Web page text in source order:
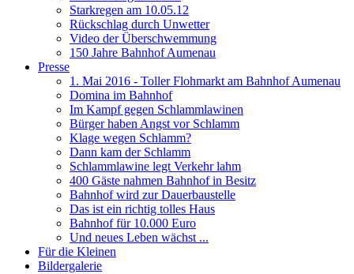
Starkregen am 10.05.12
Rückschlag durch Unwetter
Video der Überschwemmung
150 Jahre Bahnhof Aumenau
Presse
1. Mai 2016 - Toller Flohmarkt am Bahnhof Aumenau
Domina im Bahnhof
Im Kampf gegen Schlammlawinen
Bürger haben Angst vor Schlamm
Klage wegen Schlamm?
Dann kam der Schlamm
Schlammlawine legt Verkehr lahm
400 Gäste nahmen Bahnhof in Besitz
Bahnhof wird zur Dauerbaustelle
Das ist ein richtig tolles Haus
Bahnhof für 10.000 Euro
Und neues Leben wächst ...
Für die Kleinen
Bildergalerie